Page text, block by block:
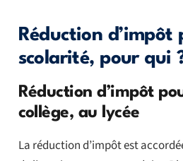
Réduction
scolarité, pour qui
Réduction d’impôt
collège, au lycée
La réduction d’impôt est